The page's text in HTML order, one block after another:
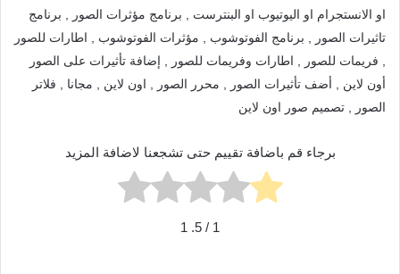
او الانستجرام او اليوتيوب او البنترست , برنامج مؤثرات الصور , برنامج
تاثيرات الصور , برنامج الفوتوشوب , مؤثرات الفوتوشوب , اطارات للصور
, فريمات للصور , اطارات وفريمات للصور , إضافة تأثيرات على الصور
أون لاين , أضف تأثيرات الصور , محرر الصور , اون لاين , مجانا , فلاتر
الصور , تصميم صور اون لاين
برجاء قم باضافة تقييم حتى تشجعنا لاضافة المزيد
1
/ 5.
1